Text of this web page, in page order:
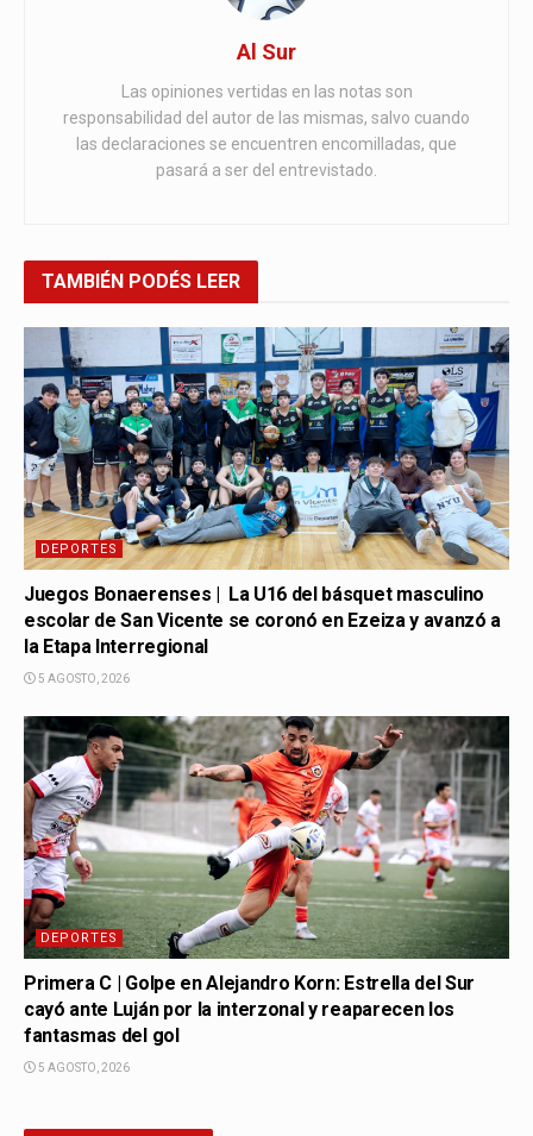
Al Sur
Las opiniones vertidas en las notas son
responsabilidad del autor de las mismas, salvo cuando
las declaraciones se encuentren encomilladas, que
pasará a ser del entrevistado.
TAMBIÉN PODÉS LEER
DEPORTES
Juegos Bonaerenses | La U16 del básquet masculino
escolar de San Vicente se coronó en Ezeiza y avanzó a
la Etapa Interregional
5 AGOSTO, 2026
DEPORTES
Primera C | Golpe en Alejandro Korn: Estrella del Sur
cayó ante Luján por la interzonal y reaparecen los
fantasmas del gol
5 AGOSTO, 2026